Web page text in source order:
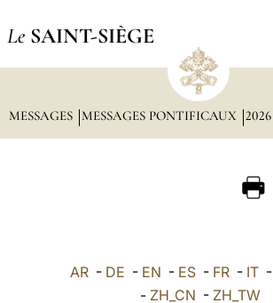
Le SAINT-SIÈGE
MESSAGES MESSAGES PONTIFICAUX 2026
AR - DE - EN - ES - FR - IT -
- ZH_CN - ZH_TW